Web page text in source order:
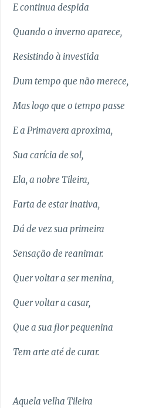
E continua despida
Quando o inverno aparece,
Resistindo à investida
Dum tempo que não merece,
Mas logo que o tempo passe
E a Primavera aproxima,
Sua carícia de sol,
Ela, a nobre Tileira,
Farta de estar inativa,
Dá de vez sua primeira
Sensação de reanimar.
Quer voltar a ser menina,
Quer voltar a casar,
Que a sua flor pequenina
Tem arte até de curar.
Aquela velha Tileira